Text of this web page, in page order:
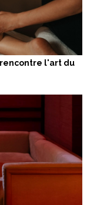
rencontre l'art du